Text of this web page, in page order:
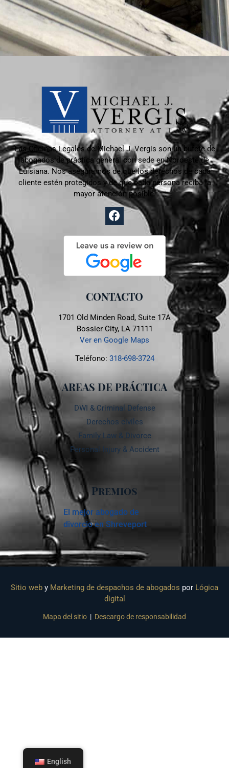
Las Oficinas Legales de Michael J. Vergis son un bufete de
abogados de práctica general con sede enNoroeste de
Luisiana. Nos aseguramos de que los derechos de cada
cliente estén protegidos y de que cada persona reciba la
mayor atención posible.
CONTACTO
1701 Old Minden Road, Suite 17A
Bossier City, LA 71111
Ver en Google Maps
Teléfono: 318-698-3724
AREAS DE PRÁCTICA
DWI & Criminal Defense
Derechos civiles
Family Law & Divorce
Personal Injury & Accident
Premios
Sitio web y Marketing de despachos de abogados por Lógica
digital
Mapa del sitio | Descargo de responsabilidad
English